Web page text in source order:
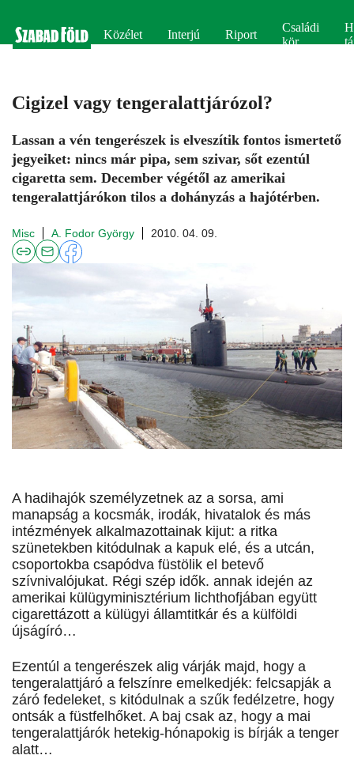
Közélet Interjú Riport
Családi
kör
Cigizel vagy tengeralattjárózol?
Lassan a vén tengerészek is elveszítik fontos ismertető
jegyeiket: nincs már pipa, sem szivar, sőt ezentúl
cigaretta sem. December végétől az amerikai
tengeralattjárókon tilos a dohányzás a hajótérben.
Misc A. Fodor György 2010. 04. 09.
A hadihajók személyzetnek az a sorsa, ami
manapság a kocsmák, irodák, hivatalok és más
intézmények alkalmazottainak kijut: a ritka
szünetekben kitódulnak a kapuk elé, és a utcán,
csoportokba csapódva füstölik el betevő
szívnivalójukat. Régi szép idők. annak idején az
amerikai külügyminisztérium lichthofjában együtt
cigarettázott a külügyi államtitkár és a külföldi
újságíró…
Ezentúl a tengerészek alig várják majd, hogy a
tengeralattjáró a felszínre emelkedjék: felcsapják a
záró fedeleket, s kitódulnak a szűk fedélzetre, hogy
ontsák a füstfelhőket. A baj csak az, hogy a mai
tengeralattjárók hetekig-hónapokig is bírják a tenger
alatt…